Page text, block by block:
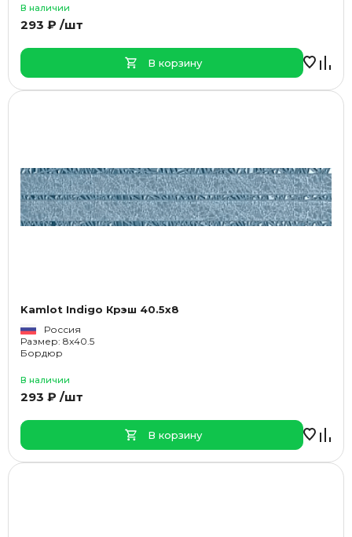
В наличии
293 ₽ /шт
В корзину
Kamlot Indigo Крэш 40.5x8
Россия
Размер: 8x40.5
Бордюр
В наличии
293 ₽ /шт
В корзину